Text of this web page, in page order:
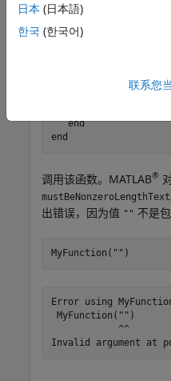
此函数将参量
值。
end
end
调用该函数。MATLAB®
mustBeNonzeroLengthText
出错误，因为值 "" 不是
MyFunction( "" )
Error using
MyFunction("")
            ^^
Invalid argument at
日本 (日本語)
한국 (한국어)
联系您